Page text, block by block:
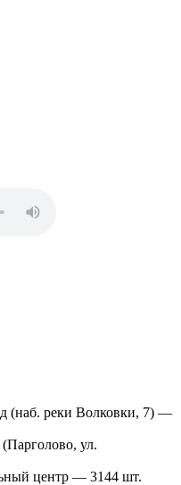
(наб. реки Волковки, 7) —
ул.
центр — 3144 шт.